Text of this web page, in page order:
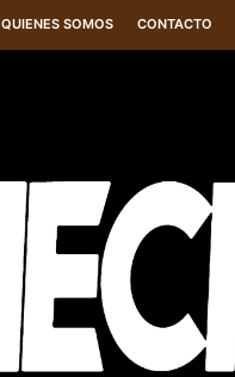
QUIENES SOMOS CONTACTO